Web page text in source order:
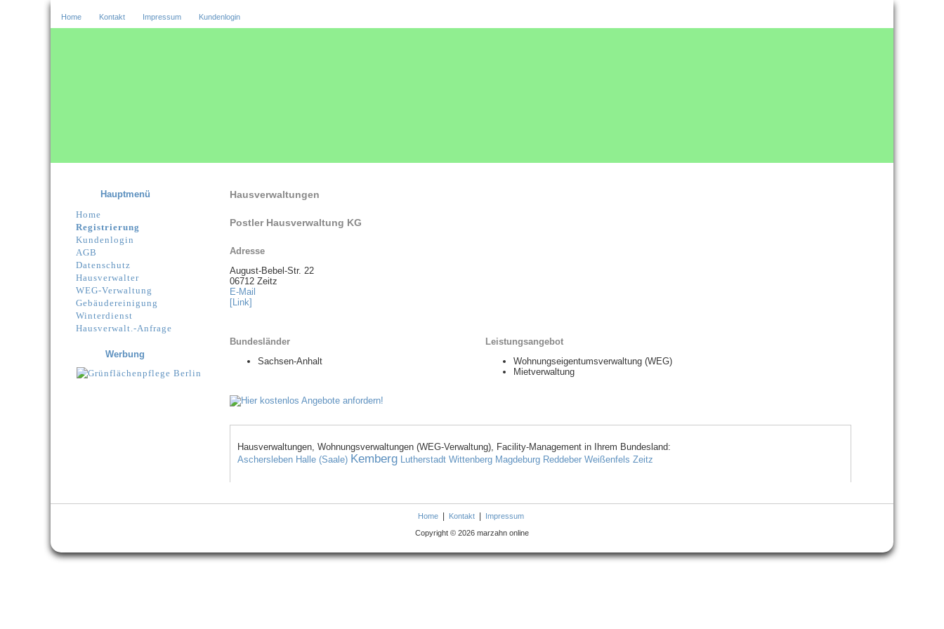
Home Kontakt Impressum Kundenlogin
Hausverwaltungen
Postler Hausverwaltung KG
Adresse
August-Bebel-Str. 22
06712 Zeitz
E-Mail
[Link]
Bundesländer
Sachsen-Anhalt
Leistungsangebot
Wohnungseigentumsverwaltung (WEG)
Mietverwaltung
Hausverwaltungen, Wohnungsverwaltungen (WEG-Verwaltung), Facility-Management in Ihrem Bundesland:
Aschersleben Halle (Saale) Kemberg Lutherstadt Wittenberg Magdeburg Reddeber Weißenfels Zeitz
Hauptmenü
Home
Registrierung
Kundenlogin
AGB
Datenschutz
Hausverwalter
WEG-Verwaltung
Gebäudereinigung
Winterdienst
Hausverwalt.-Anfrage
Werbung
Home | Kontakt | Impressum
Copyright © 2026 marzahn online